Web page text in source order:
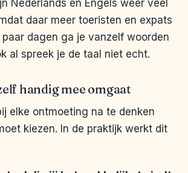
Nederlands en Engels weer veel
daar meer toeristen en expats
dagen ga je vanzelf woorden
al spreek je de taal niet echt.
handig mee omgaat
elke ontmoeting na te denken
kiezen. In de praktijk werkt dit